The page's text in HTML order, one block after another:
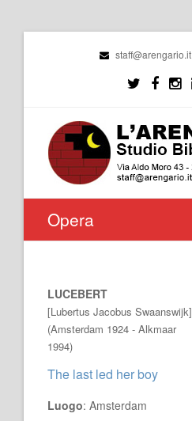
staff@arengario.it
Opera
LUCEBERT
[Lubertus Jacobus Swaanswijk]
(Amsterdam 1924 - Alkmaar
1994)
The last led her boy
Luogo: Amsterdam